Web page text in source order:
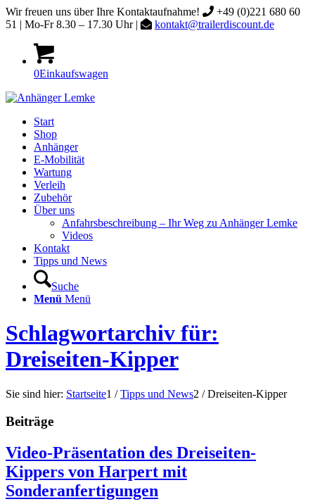
Wir freuen uns über Ihre Kontaktaufnahme!
+49 (0)221 680 60
51 | Mo-Fr 8.30 – 17.30 Uhr |
kontakt@trailerdiscount.de
0Einkaufswagen
Start
Shop
Anhänger
E-Mobilität
Wartung
Verleih
Zubehör
Über uns
Anfahrsbeschreibung – Ihr Weg zu Anhänger Lemke
Videos
Kontakt
Tipps und News
Suche
Menü Menü
Schlagwortarchiv für:
Dreiseiten-Kipper
Sie sind hier: Startseite1 / Tipps und News2 / Dreiseiten-Kipper
Beiträge
Video-Präsentation des Dreiseiten-
Kippers von Harpert mit
Sonderanfertigungen